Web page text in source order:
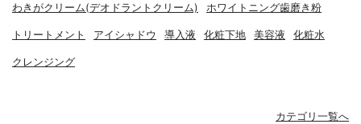
わきがクリーム(デオドラントクリーム) ホワイトニング歯磨き粉
トリートメント アイシャドウ 導入液 化粧下地 美容液 化粧水
クレンジング
カテゴリ一覧へ